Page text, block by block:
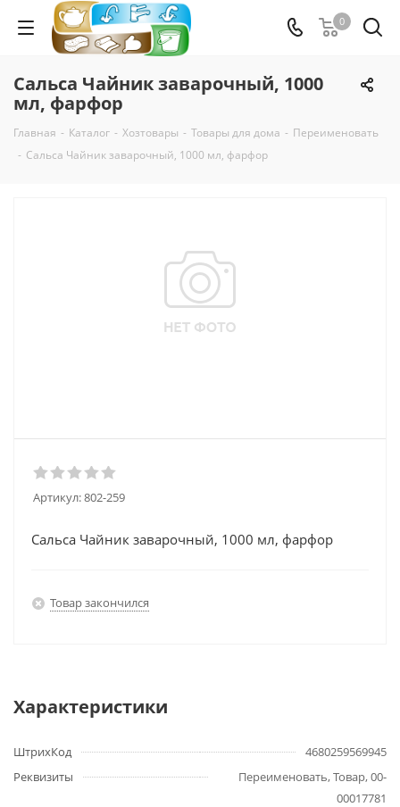
0
Сальса Чайник заварочный, 1000
мл, фарфор
Главная - Каталог - Хозтовары - Товары для дома - Переименовать
- Сальса Чайник заварочный, 1000 мл, фарфор
Артикул:802-259
Сальса Чайник заварочный, 1000 мл, фарфор
Товар закончился
Характеристики
ШтрихКод
4680259569945
Реквизиты
Переименовать, Товар, 00-
00017781